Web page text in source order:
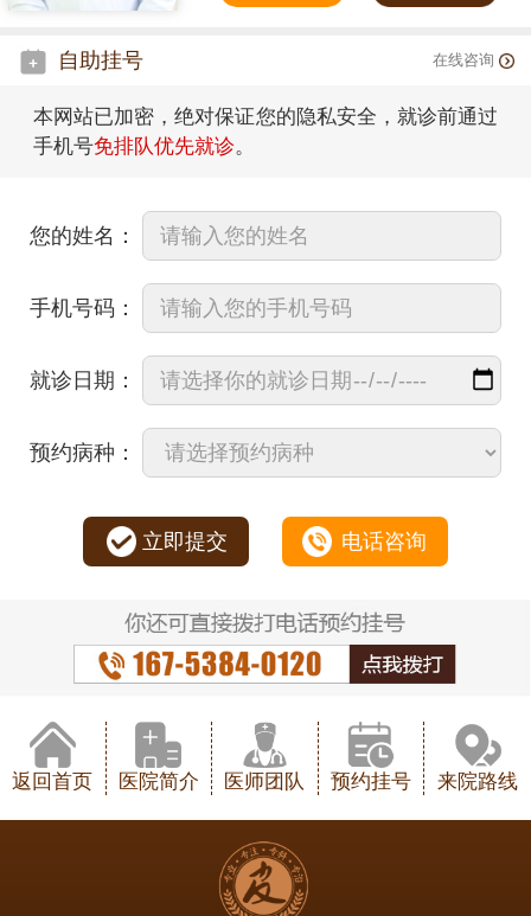
自助挂号 在线咨询
本网站已加密，绝对保证您的隐私安全，就诊前通过
手机号免排队优先就诊。
您的姓名：
手机号码：
就诊日期：
预约病种：
立即提交 电话咨询
返回首页 医院简介 医师团队 预约挂号 来院路线